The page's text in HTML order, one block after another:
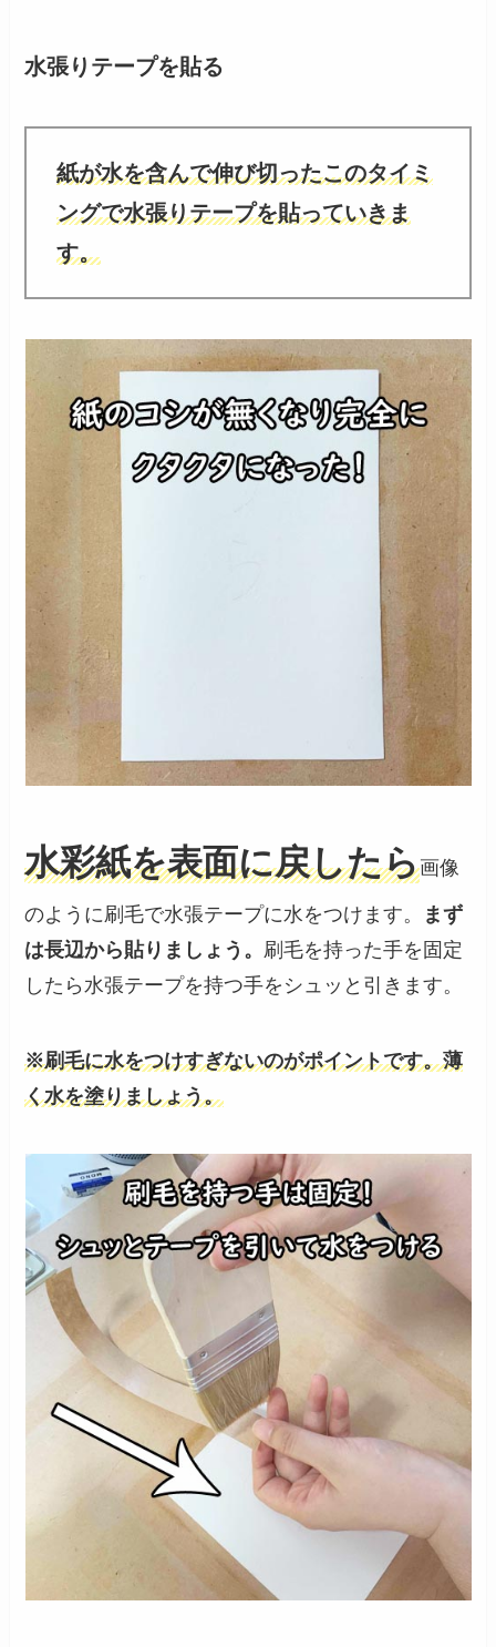
水張りテープを貼る
紙が水を含んで伸び切ったこのタイミ
ングで水張りテープを貼っていきま
す。
水彩紙を表面に戻したら画像
のように刷毛で水張テープに水をつけます。
まず
は長辺から貼りましょう。 刷毛を持った手を固定
したら水張テープを持つ手をシュッと引きます。
※刷毛に水をつけすぎないのがポイントです。薄
く水を塗りましょう。